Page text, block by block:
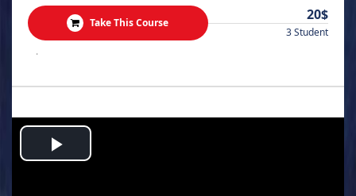
Take This Course 20$
3 Student
.
Play